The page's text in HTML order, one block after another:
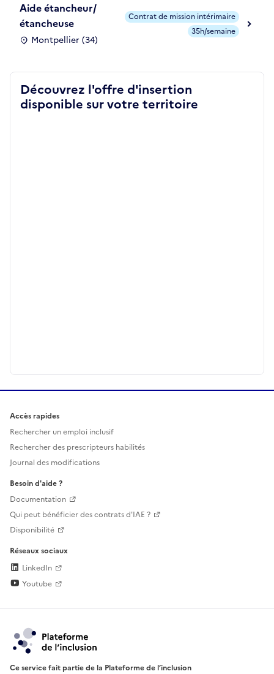
Aide étancheur/
étancheuse
Montpellier (34)
Contrat de mission intérimaire
35h/semaine
Découvrez l'offre d'insertion
disponible sur votre territoire
Accès rapides
Rechercher un emploi inclusif
Rechercher des prescripteurs habilités
Journal des modifications
Besoin d'aide ?
Documentation
Qui peut bénéficier des contrats d'IAE ?
Disponibilité
Réseaux sociaux
LinkedIn
Youtube
Ce service fait partie de la Plateforme de l’inclusion